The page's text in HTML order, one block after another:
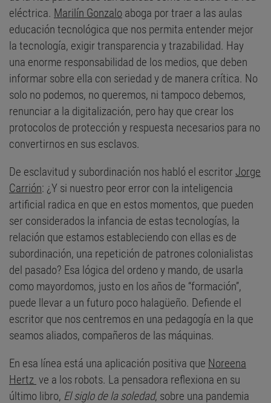
eléctrica. Marilín Gonzalo aboga por traer a las aulas
educación tecnológica que nos permita entender mejor
la tecnología, exigir transparencia y trazabilidad. Hay
una enorme responsabilidad de los medios, que deben
informar sobre ella con seriedad y de manera crítica. No
solo no podemos, no queremos, ni tampoco debemos,
renunciar a la digitalización, pero hay que crear los
protocolos de protección y respuesta necesarios para no
convertirnos en sus esclavos.
De esclavitud y subordinación nos habló el escritor Jorge
Carrión: ¿Y si nuestro peor error con la inteligencia
artificial radica en que en estos momentos, que pueden
ser considerados la infancia de estas tecnologías, la
relación que estamos estableciendo con ellas es de
subordinación, una repetición de patrones colonialistas
del pasado? Esa lógica del ordeno y mando, de usarla
como mayordomos, justo en los años de “formación”,
puede llevar a un futuro poco halagüeño. Defiende el
escritor que nos centremos en una pedagogía en la que
seamos aliados, compañeros de las máquinas.
En esa línea está una aplicación positiva que Noreena
Hertz ve a los robots. La pensadora reflexiona en su
último libro, El siglo de la soledad, sobre una pandemia